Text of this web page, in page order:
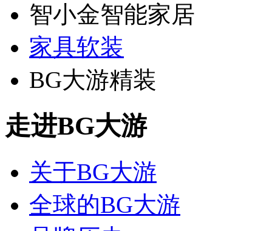
智小金智能家居
家具软装
BG大游精装
走进BG大游
关于BG大游
全球的BG大游